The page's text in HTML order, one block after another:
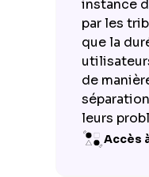
instance
par les
que la
de
leurs
Accès